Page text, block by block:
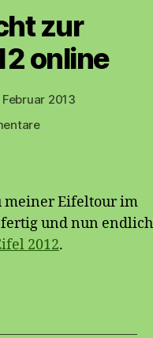
zur
online
Februar 2013
zu
2012
online
meiner Eifeltour im
fertig und nun endlich
2012.